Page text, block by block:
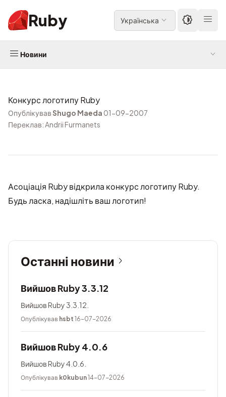
Ruby Українська
Новини
Конкурс логотипу Ruby
ОпублікувавShugo Maeda 01-09-2007
Переклав: Andrii Furmanets
Асоціація Ruby відкрила конкурс логотипу Ruby.
Будь ласка, надішліть ваш логотип!
Останні новини
Вийшов Ruby 3.3.12
Вийшов Ruby 3.3.12.
Опублікував hsbt 16-07-2026
Вийшов Ruby 4.0.6
Вийшов Ruby 4.0.6.
Опублікував k0kubun14-07-2026